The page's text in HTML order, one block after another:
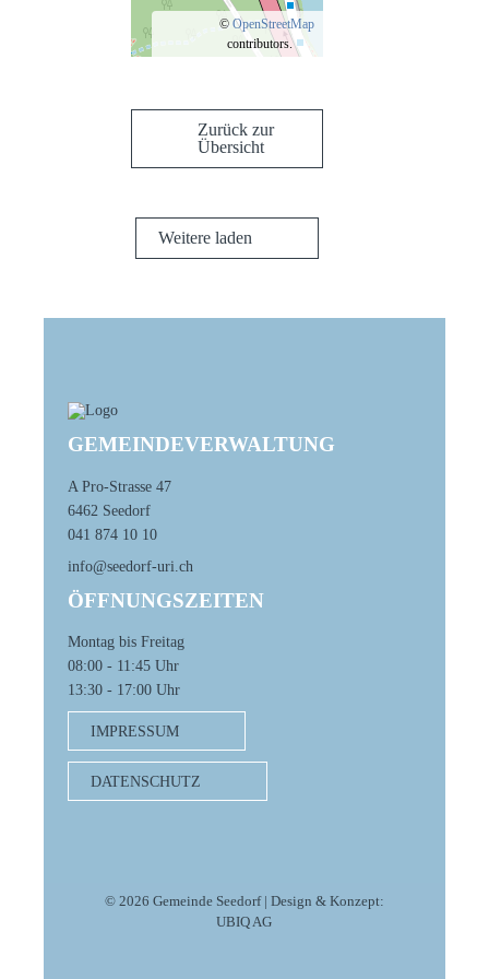
© OpenStreetMap
contributors.
Zurück zur
Übersicht
Weitere laden
GEMEINDEVERWALTUNG
A Pro-Strasse 47
6462 Seedorf
041 874 10 10
info@seedorf-uri.ch
ÖFFNUNGSZEITEN
Montag bis Freitag
08:00 - 11:45 Uhr
13:30 - 17:00 Uhr
IMPRESSUM
DATENSCHUTZ
© 2026 Gemeinde Seedorf | Design & Konzept:
UBIQ AG